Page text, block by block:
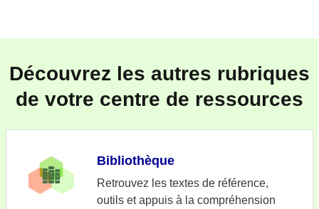
Découvrez les autres rubriques
de votre centre de ressources
Bibliothèque
Retrouvez les textes de référence,
outils et appuis à la compréhension